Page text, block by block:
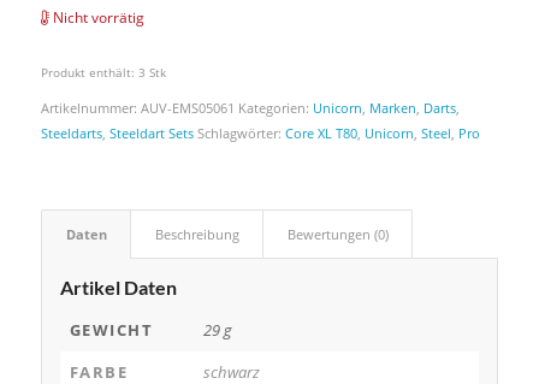
Nicht vorrätig
Produkt enthält: 3 Stk
Artikelnummer: AUV-EMS05061 Kategorien: Unicorn Marken Darts,
Steeldarts, Steeldart Sets Schlagwörter: Core XL T80, Unicorn Steel Pro
Daten Beschreibung Bewertungen (0)
Artikel Daten
GEWICHT
29 g
FARBE
schwarz